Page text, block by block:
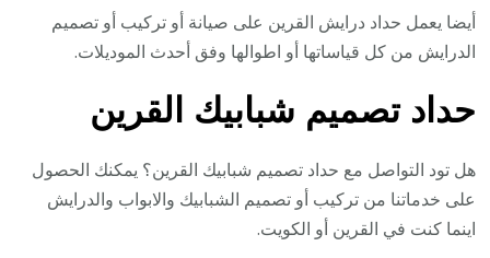
أيضا يعمل حداد درايش القرين على صيانة أو تركيب أو تصميم
الدرايش من كل قياساتها أو اطوالها وفق أحدث الموديلات.
حداد تصميم شبابيك القرين
هل تود التواصل مع حداد تصميم شبابيك القرين؟ يمكنك الحصول
على خدماتنا من تركيب أو تصميم الشبابيك والابواب والدرايش
اينما كنت في القرين أو الكويت.